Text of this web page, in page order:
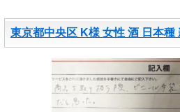
東京都中央区 K様 女性 酒 日本種